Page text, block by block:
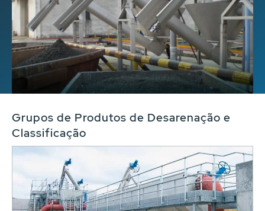
Grupos de Produtos de Desarenação e
Classificação